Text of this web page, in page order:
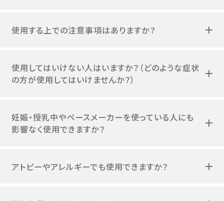
使用する上での注意事項はありますか？
使用してはいけない人はいますか？（どのような症状
の方が使用してはいけませんか？）
妊娠・授乳中やペースメーカーを使っている人にも
影響なく使用できますか？
アトピーやアレルギーでも使用できますか？